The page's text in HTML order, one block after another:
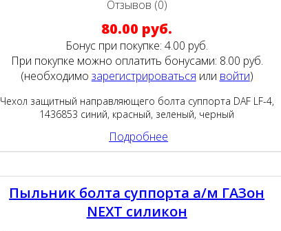
Отзывов (0)
80.00 руб.
Бонус при покупке:4.00 руб.
При покупке можно оплатить бонусами: 8.00 руб.
(необходимо зарегистрироваться или войти)
Чехол защитный направляющего болта суппорта DAF LF-4,
1436853 синий, красный, зеленый, черный
Подробнее
Пыльник болта суппорта а/м ГАЗон
NEXT силикон